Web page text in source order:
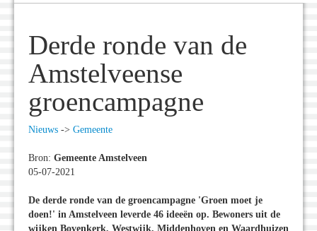
Derde ronde van de
Amstelveense
groencampagne
Nieuws -> Gemeente
Bron: Gemeente Amstelveen
05-07-2021
De derde ronde van de groencampagne 'Groen moet je
doen!' in Amstelveen leverde 46 ideeën op. Bewoners uit de
wijken Bovenkerk, Westwijk, Middenhoven en Waardhuizen